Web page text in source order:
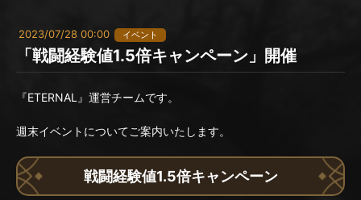
2023/07/28 00:00 イベント
「戦闘経験値1.5倍キャンペーン」開催
『ETERNAL』運営チームです。
週末イベントについてご案内いたします。
戦闘経験値1.5倍キャンペーン